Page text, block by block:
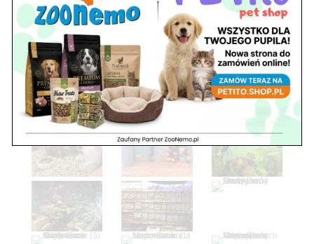
ul. Leśna 2
tel. 503 900 215
Godziny pracy
pon. – piąt. 10.00 – 19.00
sob. 8.00 – 15.00
niedz. zamknięte